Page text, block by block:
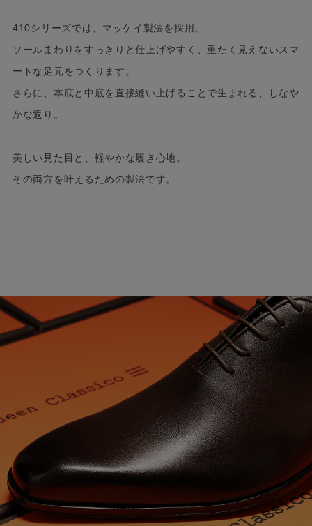
410シリーズでは、マッケイ製法を採用。
ソールまわりをすっきりと仕上げやすく、重たく見えないスマ
ートな足元をつくります。
さらに、本底と中底を直接縫い上げることで生まれる、しなや
かな返り。
美しい見た目と、軽やかな履き心地。
その両方を叶えるための製法です。